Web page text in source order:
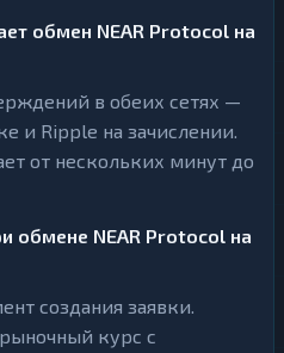
обмен NEAR Protocol на
в обеих сетях —
и Ripple на зачислении.
от нескольких минут до
обмене NEAR Protocol на
создания заявки.
курс с